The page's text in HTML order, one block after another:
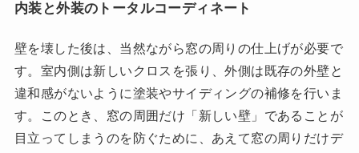
内装と外装のトータルコーディネート
壁を壊した後は、当然ながら窓の周りの仕上げが必要で
す。室内側は新しいクロスを張り、外側は既存の外壁と
違和感がないように塗装やサイディングの補修を行いま
す。このとき、窓の周囲だけ「新しい壁」であることが
目立ってしまうのを防ぐために、あえて窓の周りだけデ